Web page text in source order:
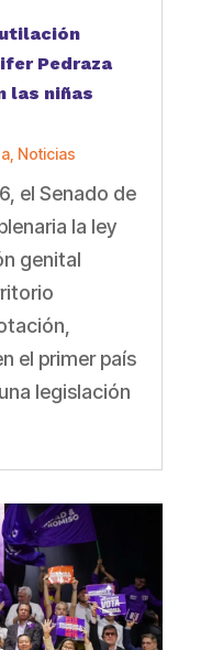
Pedraza
las niñas
, Noticias
el Senado de
la ley
genital
el primer país
legislación